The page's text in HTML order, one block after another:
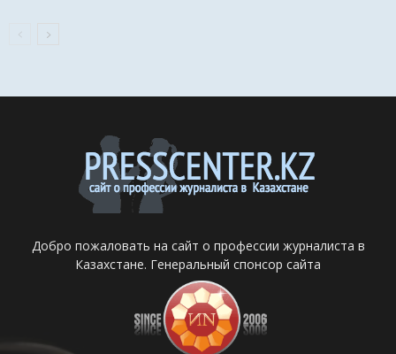
Добро пожаловать на сайт о профессии журналиста в
Казахстане. Генеральный спонсор сайта